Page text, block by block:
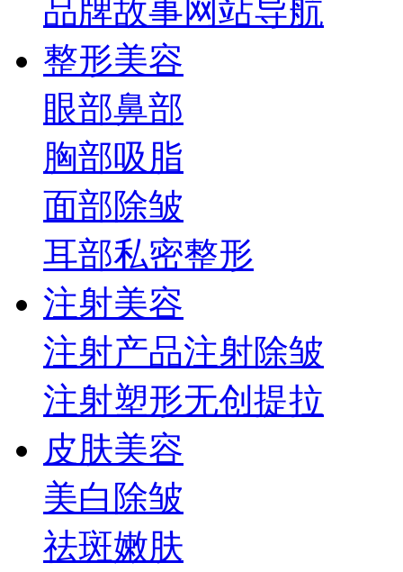
品牌故事网站导航
整形美容
眼部鼻部
胸部吸脂
面部除皱
耳部私密整形
注射美容
注射产品注射除皱
注射塑形无创提拉
皮肤美容
美白 除皱
祛斑嫩肤